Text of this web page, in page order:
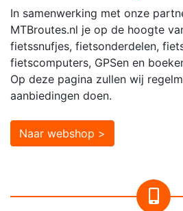
In samenwerking met onze
MTBroutes.nl je op de hoogte
fietssnufjes, fietsonderdelen,
fietscomputers, GPSen en
Op deze pagina zullen wij
aanbiedingen doen.
Naar webshop >